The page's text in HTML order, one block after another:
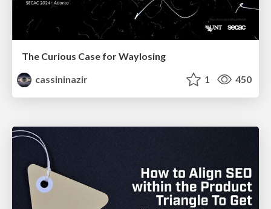
The Curious Case for Waylosing
cassininazir
1 450